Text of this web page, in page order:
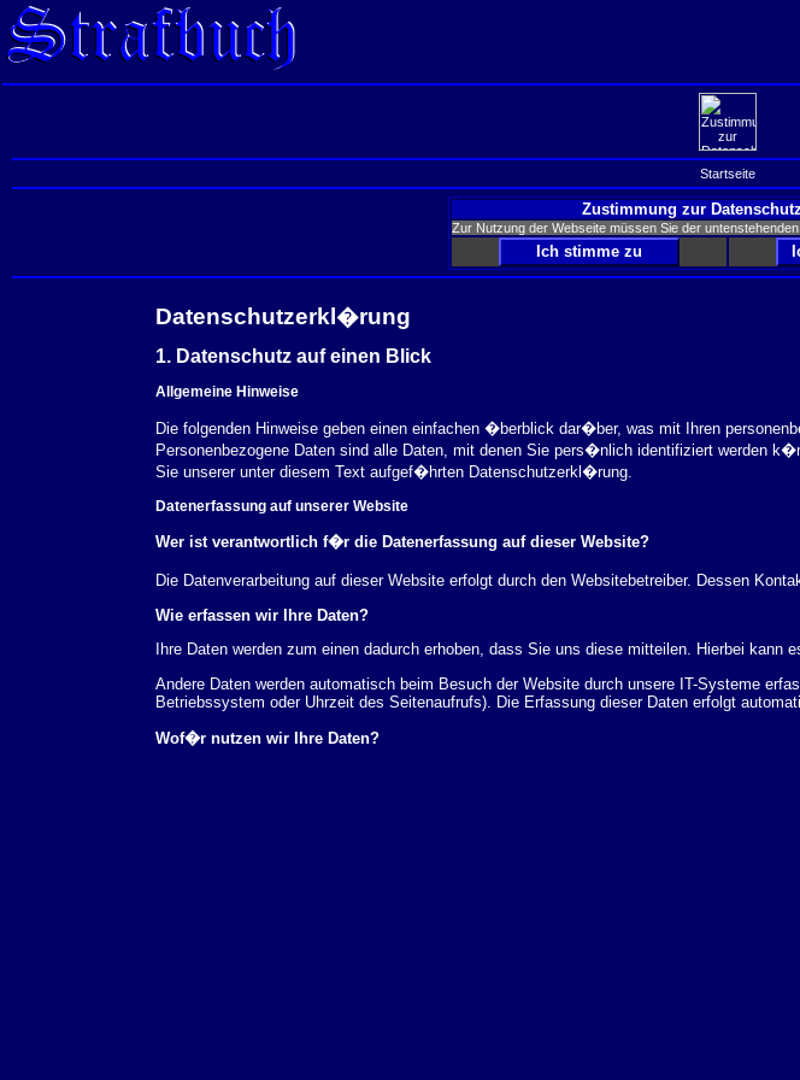
Startseite
Zustimmung zur
Zur Nutzung der Webseite müssen Sie der
Datenschutzerkl�rung
1. Datenschutz auf einen Blick
Allgemeine Hinweise
Die folgenden Hinweise geben einen einfachen �berblick dar�ber, was mit Ihren
Personenbezogene Daten sind alle Daten, mit denen Sie pers�nlich identifiziert werden
Sie unserer unter diesem Text aufgef�hrten Datenschutzerkl�rung.
Datenerfassung auf unserer Website
Wer ist verantwortlich f�r die Datenerfassung auf dieser Website?
Die Datenverarbeitung auf dieser Website erfolgt durch den Websitebetreiber. Dessen
Wie erfassen wir Ihre Daten?
Ihre Daten werden zum einen dadurch erhoben, dass Sie uns diese mitteilen. Hierbei
Andere Daten werden automatisch beim Besuch der Website durch unsere IT-Systeme
Betriebssystem oder Uhrzeit des Seitenaufrufs). Die Erfassung dieser Daten erfolgt
Wof�r nutzen wir Ihre Daten?